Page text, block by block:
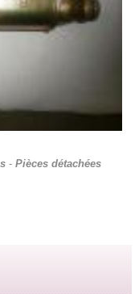
- Pièces détachées